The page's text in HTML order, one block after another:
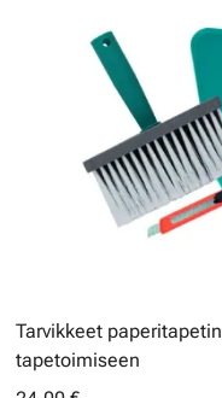
Tarvikkeet paperitapetin
tapetoimiseen